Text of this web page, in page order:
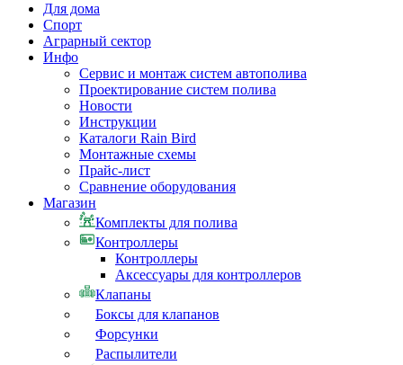
Для дома
Спорт
Аграрный сектор
Инфо
Сервис и монтаж систем автополива
Проектирование систем полива
Новости
Инструкции
Каталоги Rain Bird
Монтажные схемы
Прайс-лист
Сравнение оборудования
Магазин
Комплекты для полива
Контроллеры
Контроллеры
Аксессуары для контроллеров
Клапаны
Боксы для клапанов
Форсунки
Распылители